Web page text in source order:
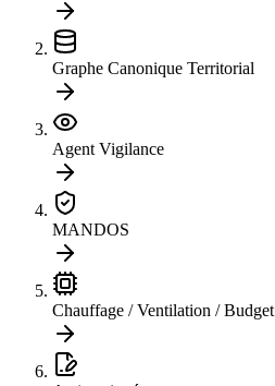
Graphe Canonique Territorial
Agent Vigilance
MANDOS
Chauffage / Ventilation / Budget